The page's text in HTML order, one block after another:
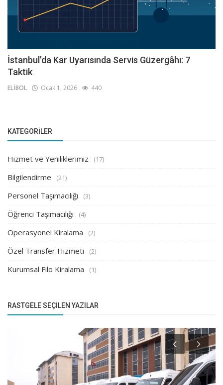
İstanbul’da Kar Uyarısında Servis Güzergâhı: 7
Taktik
ELİBOL Ocak 1, 2026 440
KATEGORILER
Hizmet ve Yeniliklerimiz (17)
Bilgilendirme (21)
Personel Taşımacılığı (3)
Öğrenci Taşımacılığı (4)
Operasyonel Kiralama (2)
Özel Transfer Hizmeti (2)
Kurumsal Filo Kiralama (1)
RASTGELE SEÇILEN YAZILAR